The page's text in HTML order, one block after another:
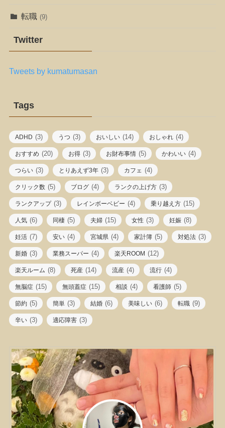
転職 (9)
Twitter
Tweets by kumatumasan
Tags
ADHD (3) うつ (3) おいしい (14) おしゃれ (4)
おすすめ (20) お得 (3) お財布事情 (5) かわいい (4)
つらい (3) とりあえず3年 (3) カフェ (4)
クリック数 (5) ブログ (4) ランクの上げ方 (3)
ランクアップ(3) レインボーベビー (4) 乗り越え方 (15)
人気 (6) 同棲 (5) 夫婦 (15) 女性 (3) 妊娠 (8)
妊活 (7) 安い (4) 宮城県 (4) 家計簿 (5) 対処法 (3)
新婚 (3) 業務スーパー (4) 楽天ROOM (12)
楽天ルーム (8) 死産 (14) 流産 (4) 流行 (4)
無脳症 (15) 無頭蓋症 (15) 相談 (4) 看護師 (5)
節約 (5) 簡単 (3) 結婚 (6) 美味しい (6) 転職 (9)
辛い (3) 適応障害 (3)